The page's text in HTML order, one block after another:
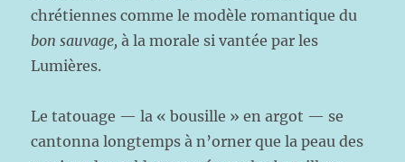
chrétiennes comme le modèle romantique du
bon sauvage,à la morale si vantée par les
Lumières.
Le tatouage — la « bousille » en argot — se
cantonna longtemps à n’orner que la peau des